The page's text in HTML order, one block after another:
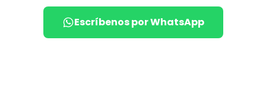
Escríbenos por WhatsApp